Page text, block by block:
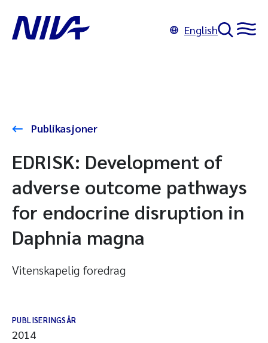
English
Publikasjoner
EDRISK: Development of
adverse outcome pathways
for endocrine disruption in
Daphnia magna
Vitenskapelig foredrag
PUBLISERINGSÅR
2014